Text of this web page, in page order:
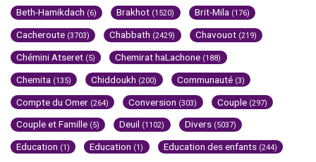
Beth-Hamikdach (6) Brakhot (1520) Brit-Mila (176)
Cacheroute (3703) Chabbath (2429) Chavouot (219)
Chémini Atseret (5) Chemirat haLachone (188)
Chemita (135) Chiddoukh (200) Communauté (3)
Compte du Omer (264) Conversion (303) Couple (297)
Couple et Famille (5) Deuil (1102) Divers (5037)
Education (1) Education (1) Education des enfants (244)